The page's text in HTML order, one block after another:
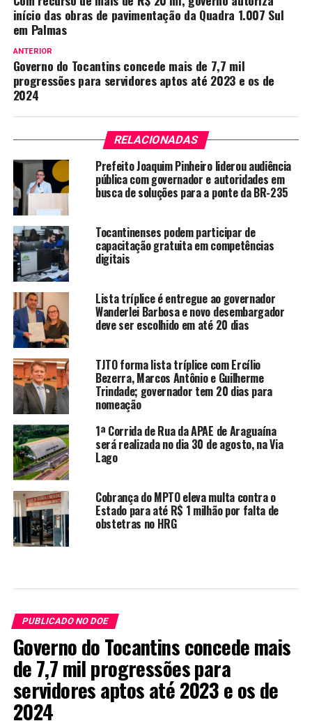
início das obras de pavimentação da Quadra 1.007 Sul
em Palmas
ANTERIOR
Governo do Tocantins concede mais de 7,7 mil
progressões para servidores aptos até 2023 e os de
2024
RELACIONADAS
Prefeito Joaquim Pinheiro liderou audiência
pública com governador e autoridades em
busca de soluções para a ponte da BR-235
Tocantinenses podem participar de
capacitação gratuita em competências
digitais
Lista tríplice é entregue ao governador
Wanderlei Barbosa e novo desembargador
deve ser escolhido em até 20 dias
TJTO forma lista tríplice com Ercílio
Bezerra, Marcos Antônio e Guilherme
Trindade; governador tem 20 dias para
nomeação
1ª Corrida de Rua da APAE de Araguaína
será realizada no dia 30 de agosto, na Via
Lago
Cobrança do MPTO eleva multa contra o
Estado para até R$ 1 milhão por falta de
obstetras no HRG
PUBLICADO NO DOE
Governo do Tocantins concede mais
de 7,7 mil progressões para
servidores aptos até 2023 e os de
2024